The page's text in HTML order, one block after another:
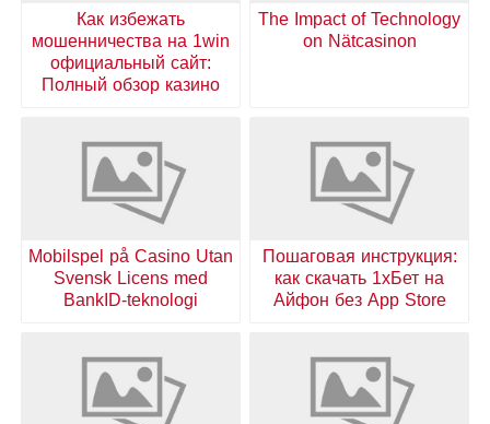
The Impact of Technology
on Nätcasinon
Как избежать
мошенничества на 1win
официальный сайт:
Полный обзор казино
Пошаговая инструкция:
как скачать 1хБет на
Айфон без App Store
Mobilspel på Casino Utan
Svensk Licens med
BankID-teknologi